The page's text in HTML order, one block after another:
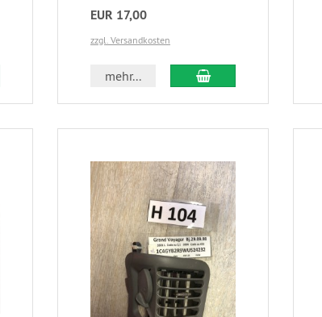
EUR 17,00
zzgl. Versandkosten
mehr...